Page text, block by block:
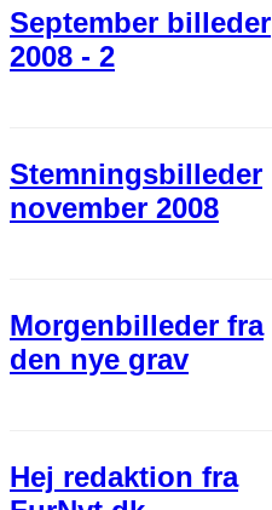
September billeder
2008 - 2
Stemningsbilleder
november 2008
Morgenbilleder fra
den nye grav
Hej redaktion fra